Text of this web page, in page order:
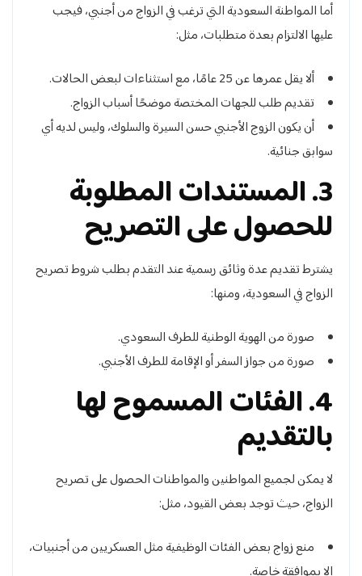
أما المواطنة السعودية التي ترغب في الزواج من أجنبي، فيجب
عليها الالتزام بعدة متطلبات، مثل:
ألا يقل عمرها عن 25 عامًا، مع استثناءات لبعض الحالات.
تقديم طلب للجهات المختصة موضحًا أسباب الزواج.
أن يكون الزوج الأجنبي حسن السيرة والسلوك، وليس لديه أي
سوابق جنائية.
3. المستندات المطلوبة
للحصول على التصريح
يشترط تقديم عدة وثائق رسمية عند التقدم بطلب شروط تصريح
الزواج في السعودية، ومنها:
صورة من الهوية الوطنية للطرف السعودي.
صورة من جواز السفر أو الإقامة للطرف الأجنبي.
4. الفئات المسموح لها
بالتقديم
لا يمكن لجميع المواطنين والمواطنات الحصول على تصريح
الزواج، حيث توجد بعض القيود، مثل:
منع زواج بعض الفئات الوظيفية مثل العسكريين من أجنبيات،